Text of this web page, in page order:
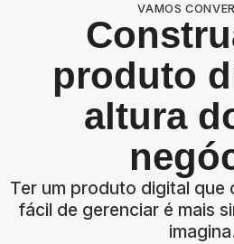
VAMOS
produto
altura
Ter um produto digital que
fácil de gerenciar é mais